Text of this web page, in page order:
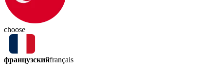
choose
французскийfrançais